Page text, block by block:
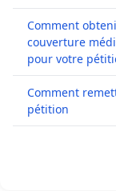
Comment
couverture
pour votre
Comment
pétition